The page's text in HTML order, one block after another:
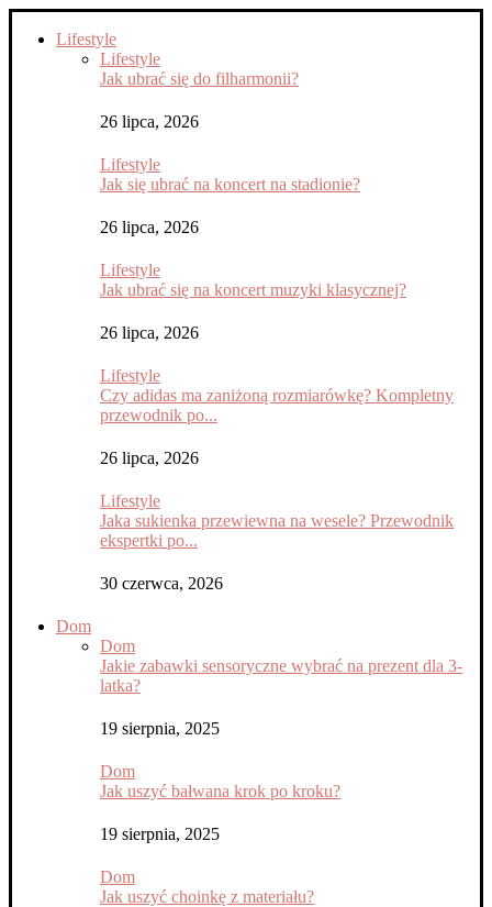
Lifestyle
Lifestyle
Jak ubrać się do filharmonii?
26 lipca, 2026
Lifestyle
Jak się ubrać na koncert na stadionie?
26 lipca, 2026
Lifestyle
Jak ubrać się na koncert muzyki klasycznej?
26 lipca, 2026
Lifestyle
Czy adidas ma zaniżoną rozmiarówkę? Kompletny
przewodnik po...
26 lipca, 2026
Lifestyle
Jaka sukienka przewiewna na wesele? Przewodnik
ekspertki po...
30 czerwca, 2026
Dom
Dom
Jakie zabawki sensoryczne wybrać na prezent dla 3-
latka?
19 sierpnia, 2025
Dom
Jak uszyć bałwana krok po kroku?
19 sierpnia, 2025
Dom
Jak uszyć choinkę z materiału?